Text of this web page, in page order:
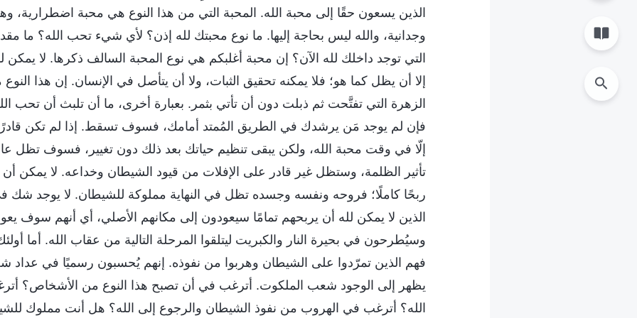
الذين يسعون حقًا إلى محبة الله. المحبة التي من هذا النوع هي محبة
وجدانية، والله ليس بحاجة إليها. ما نوع محبتك لله إذن؟ لأي شيء تحب الله؟ ما
التي توجد داخلك لله الآن؟ إن محبة أغلبكم هي نوع المحبة السالف ذكرها. لا يمكن
إلا أن يظل كما هو؛ فلا يمكنه تحقيق الثبات، ولا أن يتأصل في الإنسان. إن هذا
الزهرة التي تفتَّحت ثم ذبلت دون أن تأتي بثمر. بعبارة أخرى، ما أن تلبث أن تحب
فإن لم يوجد مَن يرشدك في الطريق المُمتد أمامك، فسوف تسقط. إذا لم تكن
إلّا في وقت محبة الله، ولكن يبقى تنظيم حياتك بعد ذلك دون تغيير، فسوف تظل
تأثير الظلمة، وستظل غير قادر على الإفلات من قيود الشيطان وخداعه. لا يمكن أن
ربحًا كاملًا؛ فروحه ونفسه وجسده تظل في النهاية مملوكة للشيطان. لا يوجد شك
الذين لا يمكن لله أن يربحهم تمامًا سيعودون إلى مكانهم الأصلي، أي أنهم سوف
وسيُطرحون في بحيرة النار والكبريت ليتلقوا المرحلة التالية من عقاب الله. أما
فهم الذين تمرّدوا على الشيطان وهربوا من نفوذه. إنهم يُحسبون رسميًا في عداد
يظهر إلى الوجود شعب الملكوت. أترغب في أن تصبح هذا النوع من الأشخاص؟
الله؟ أترغب في الهروب من نفوذ الشيطان والرجوع إلى الله؟ هل أنت مملوك